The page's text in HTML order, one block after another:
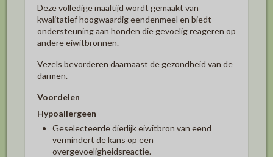
Deze volledige maaltijd wordt gemaakt van
kwalitatief hoogwaardig eendenmeel en biedt
ondersteuning aan honden die gevoelig reageren op
andere eiwitbronnen.
Vezels bevorderen daarnaast de gezondheid van de
darmen.
Voordelen
Hypoallergeen
Geselecteerde dierlijk eiwitbron van eend
vermindert de kans op een
overgevoeligheidsreactie.